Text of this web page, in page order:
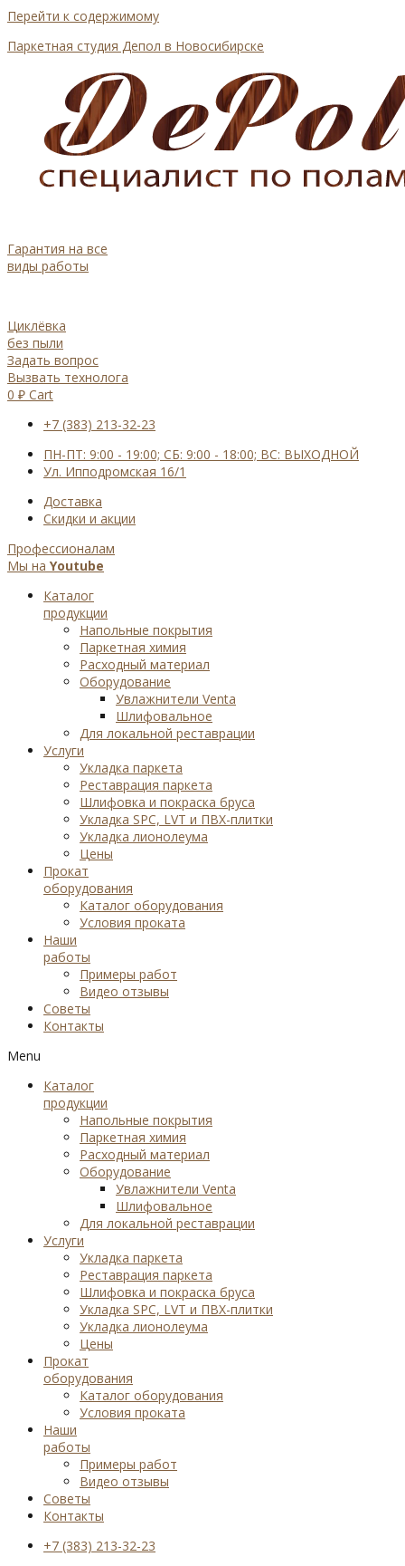
Перейти к содержимому
Паркетная студия Депол в Новосибирске
Гарантия на все
виды работы
Циклёвка
без пыли
Задать вопрос
Вызвать технолога
0 ₽ Cart
+7 (383) 213-32-23
ПН-ПТ: 9:00 - 19:00; СБ: 9:00 - 18:00; ВС: ВЫХОДНОЙ
Ул. Ипподромская 16/1
Доставка
Cкидки и акции
Профессионалам
Мы на Youtube
Каталог
продукции
Напольные покрытия
Паркетная химия
Расходный материал
Оборудование
Увлажнители Venta
Шлифовальное
Для локальной реставрации
Услуги
Укладка паркета
Реставрация паркета
Шлифовка и покраска бруса
Укладка SPC, LVT и ПВХ-плитки
Укладка лионолеума
Цены
Прокат
оборудования
Каталог оборудования
Условия проката
Наши
работы
Примеры работ
Видео отзывы
Советы
Контакты
Menu
Каталог
продукции
Напольные покрытия
Паркетная химия
Расходный материал
Оборудование
Увлажнители Venta
Шлифовальное
Для локальной реставрации
Услуги
Укладка паркета
Реставрация паркета
Шлифовка и покраска бруса
Укладка SPC, LVT и ПВХ-плитки
Укладка лионолеума
Цены
Прокат
оборудования
Каталог оборудования
Условия проката
Наши
работы
Примеры работ
Видео отзывы
Советы
Контакты
+7 (383) 213-32-23